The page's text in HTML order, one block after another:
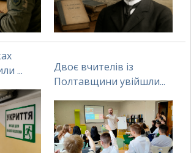
...
Двоє вчителів із
Полтавщини увійшли...